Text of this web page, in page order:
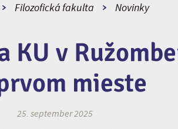
Filozofická fakulta Novinky
KU v
mieste
25. september 2025